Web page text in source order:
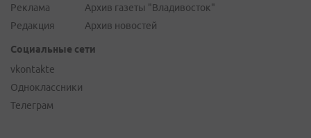
Реклама
Редакция
Архив газеты "Владивосток"
Архив новостей
Социальные сети
vkontakte
Одноклассники
Телеграм